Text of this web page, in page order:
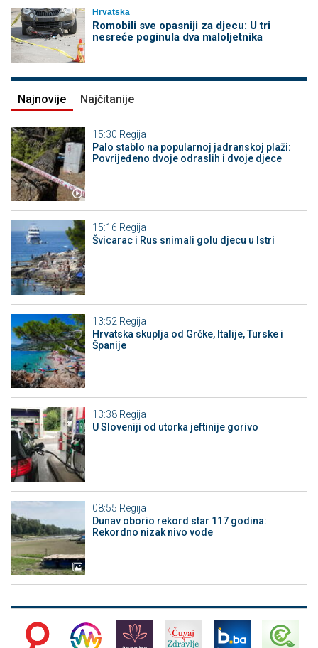
Hrvatska
Romobili sve opasniji za djecu: U tri
nesreće poginula dva maloljetnika
Najnovije Najčitanije
15:30 Regija
Palo stablo na popularnoj jadranskoj plaži:
Povrijeđeno dvoje odraslih i dvoje djece
15:16 Regija
Švicarac i Rus snimali golu djecu u Istri
13:52 Regija
Hrvatska skuplja od Grčke, Italije, Turske i
Španije
13:38 Regija
U Sloveniji od utorka jeftinije gorivo
08:55 Regija
Dunav oborio rekord star 117 godina:
Rekordno nizak nivo vode